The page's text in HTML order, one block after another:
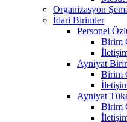
Organizasyon
İdari Birimler
Personel
Birim
Ayniyat
Birim
Ayniyat
Birim